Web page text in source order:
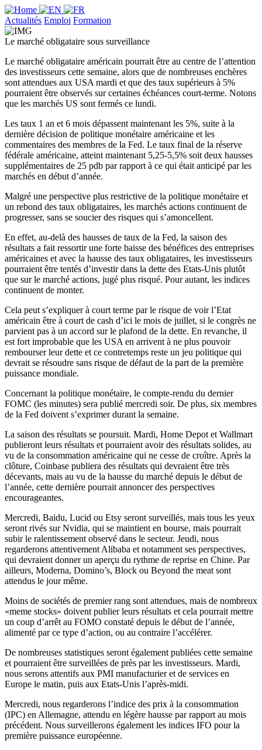
Actualités Emploi Formation
Le marché obligataire sous surveillance
Le marché obligataire américain pourrait être au centre de l’attention
des investisseurs cette semaine, alors que de nombreuses enchères
sont attendues aux USA mardi et que des taux supérieurs à 5%
pourraient être observés sur certaines échéances court-terme. Notons
que les marchés US sont fermés ce lundi.
Les taux 1 an et 6 mois dépassent maintenant les 5%, suite à la
dernière décision de politique monétaire américaine et les
commentaires des membres de la Fed. Le taux final de la réserve
fédérale américaine, atteint maintenant 5,25-5,5% soit deux hausses
supplémentaires de 25 pdb par rapport à ce qui était anticipé par les
marchés en début d’année.
Malgré une perspective plus restrictive de la politique monétaire et
un rebond des taux obligataires, les marchés actions continuent de
progresser, sans se soucier des risques qui s’amoncellent.
En effet, au-delà des hausses de taux de la Fed, la saison des
résultats a fait ressortir une forte baisse des bénéfices des entreprises
américaines et avec la hausse des taux obligataires, les investisseurs
pourraient être tentés d’investir dans la dette des Etats-Unis plutôt
que sur le marché actions, jugé plus risqué. Pour autant, les indices
continuent de monter.
Cela peut s’expliquer à court terme par le risque de voir l’Etat
américain être à court de cash d’ici le mois de juillet, si le congrès ne
parvient pas à un accord sur le plafond de la dette. En revanche, il
est fort improbable que les USA en arrivent à ne plus pouvoir
rembourser leur dette et ce contretemps reste un jeu politique qui
devrait se résoudre sans risque de défaut de la part de la première
puissance mondiale.
Concernant la politique monétaire, le compte-rendu du dernier
FOMC (les minutes) sera publié mercredi soir. De plus, six membres
de la Fed doivent s’exprimer durant la semaine.
La saison des résultats se poursuit. Mardi, Home Depot et Wallmart
publieront leurs résultats et pourraient avoir des résultats solides, au
vu de la consommation américaine qui ne cesse de croître. Après la
clôture, Coinbase publiera des résultats qui devraient être très
décevants, mais au vu de la hausse du marché depuis le début de
l’année, cette dernière pourrait annoncer des perspectives
encourageantes.
Mercredi, Baidu, Lucid ou Etsy seront surveillés, mais tous les yeux
seront rivés sur Nvidia, qui se maintient en bourse, mais pourrait
subir le ralentissement observé dans le secteur. Jeudi, nous
regarderons attentivement Alibaba et notamment ses perspectives,
qui devraient donner un aperçu du rythme de reprise en Chine. Par
ailleurs, Moderna, Domino’s, Block ou Beyond the meat sont
attendus le jour même.
Moins de sociétés de premier rang sont attendues, mais de nombreux
«meme stocks» doivent publier leurs résultats et cela pourrait mettre
un coup d’arrêt au FOMO constaté depuis le début de l’année,
alimenté par ce type d’action, ou au contraire l’accélérer.
De nombreuses statistiques seront également publiées cette semaine
et pourraient être surveillées de près par les investisseurs. Mardi,
nous serons attentifs aux PMI manufacturier et de services en
Europe le matin, puis aux Etats-Unis l’après-midi.
Mercredi, nous regarderons l’indice des prix à la consommation
(IPC) en Allemagne, attendu en légère hausse par rapport au mois
précédent. Nous surveillerons également les indices IFO pour la
première puissance européenne.